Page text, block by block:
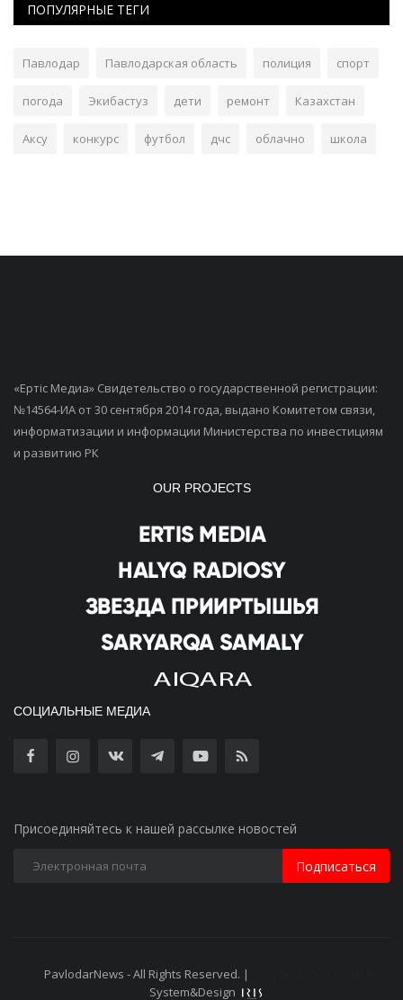
ПОПУЛЯРНЫЕ ТЕГИ
Павлодар Павлодарская область полиция спорт
погода Экибастуз дети ремонт Казахстан
Аксу конкурс футбол дчс облачно школа
«Ертiс Медиа» Свидетельство о государственной регистрации:
№14564-ИА от 30 сентября 2014 года, выдано Комитетом связи,
информатизации и информации Министерства по инвестициям
и развитию РК
OUR PROJECTS
СОЦИАЛЬНЫЕ МЕДИА
Присоединяйтесь к нашей рассылке новостей
Подписаться
PavlodarNews - All Rights Reserved. |
System&Design